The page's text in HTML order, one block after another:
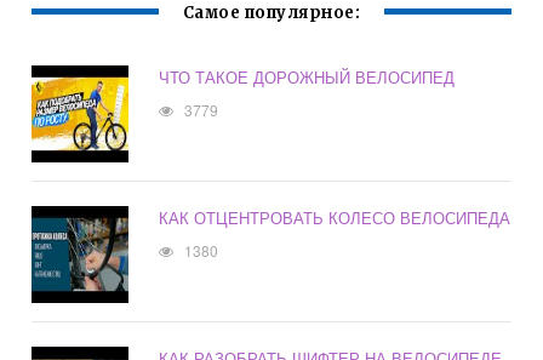
Самое популярное:
ЧТО ТАКОЕ ДОРОЖНЫЙ ВЕЛОСИПЕД
3779
КАК ОТЦЕНТРОВАТЬ КОЛЕСО ВЕЛОСИПЕДА
1380